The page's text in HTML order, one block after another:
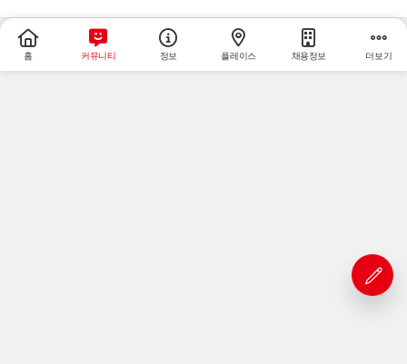
홈 커뮤니티 정보 플레이스 채용정보 더보기